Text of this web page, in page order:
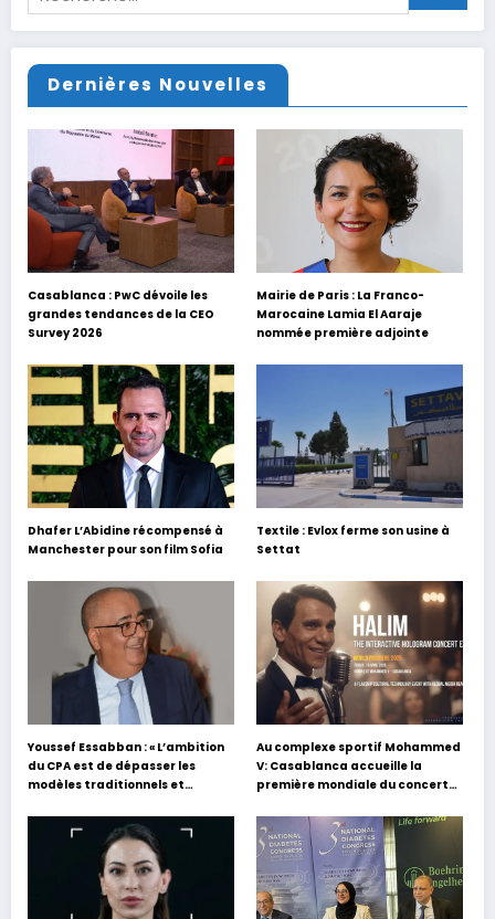
Dernières Nouvelles
Casablanca : PwC dévoile les
grandes tendances de la CEO
Survey 2026
Mairie de Paris : La Franco-
Marocaine Lamia El Aaraje
nommée première adjointe
Dhafer L’Abidine récompensé à
Manchester pour son film Sofia
Textile : Evlox ferme son usine à
Settat
Youssef Essabban : « L’ambition
du CPA est de dépasser les
modèles traditionnels et
s’appuyant sur le partage des
expériences »
Au complexe sportif Mohammed
V: Casablanca accueille la
première mondiale du concert
Hafez